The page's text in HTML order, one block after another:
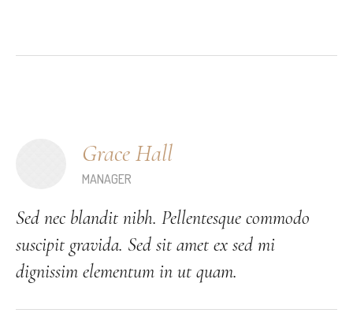
Grace Hall
MANAGER
Sed nec blandit nibh. Pellentesque commodo
suscipit gravida. Sed sit amet ex sed mi
dignissim elementum in ut quam.